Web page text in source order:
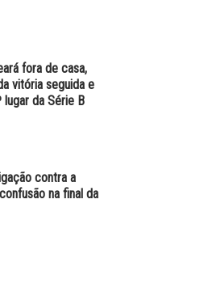
fora de casa,
vitória seguida e
lugar da Série B
contra a
na final da